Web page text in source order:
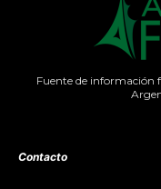
Fuente de información
Contacto